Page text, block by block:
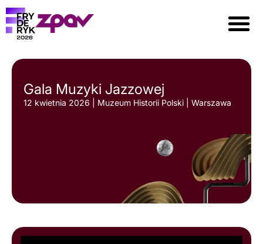
Gala Muzyki Jazzowej
12 kwietnia 2026 | Muzeum Historii Polski | Warszawa